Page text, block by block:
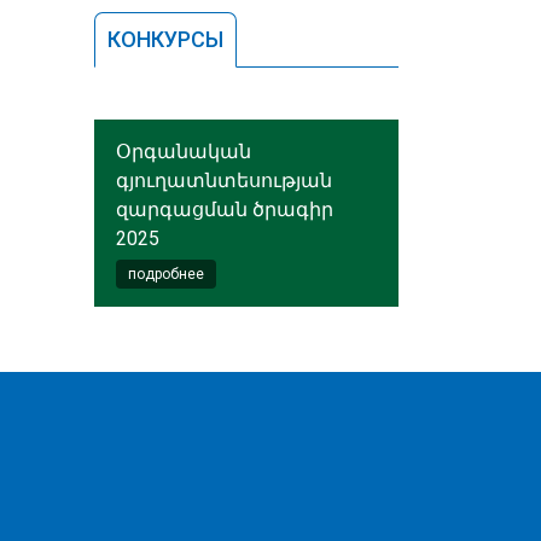
КОНКУРСЫ
Օրգանական
գյուղատնտեսության
զարգացման ծրագիր
2025
подробнее